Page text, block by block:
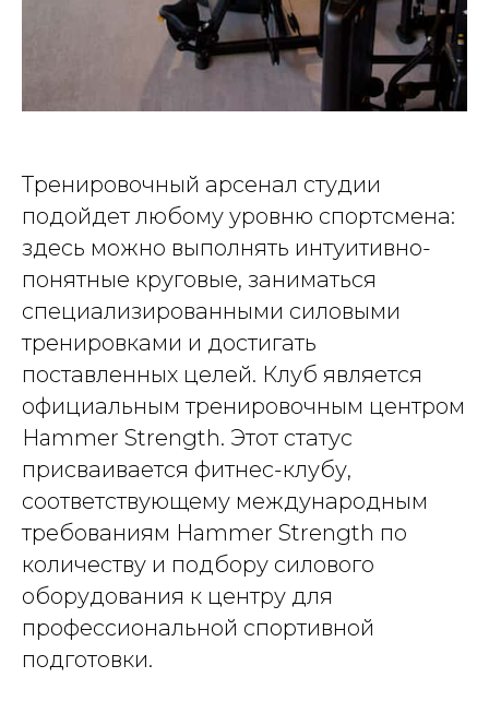
Тренировочный арсенал студии
подойдет любому уровню спортсмена:
здесь можно выполнять интуитивно-
понятные круговые, заниматься
специализированными силовыми
тренировками и достигать
поставленных целей. Клуб является
официальным тренировочным центром
Hammer Strength. Этот статус
присваивается фитнес-клубу,
соответствующему международным
требованиям Hammer Strength по
количеству и подбору силового
оборудования к центру для
профессиональной спортивной
подготовки.